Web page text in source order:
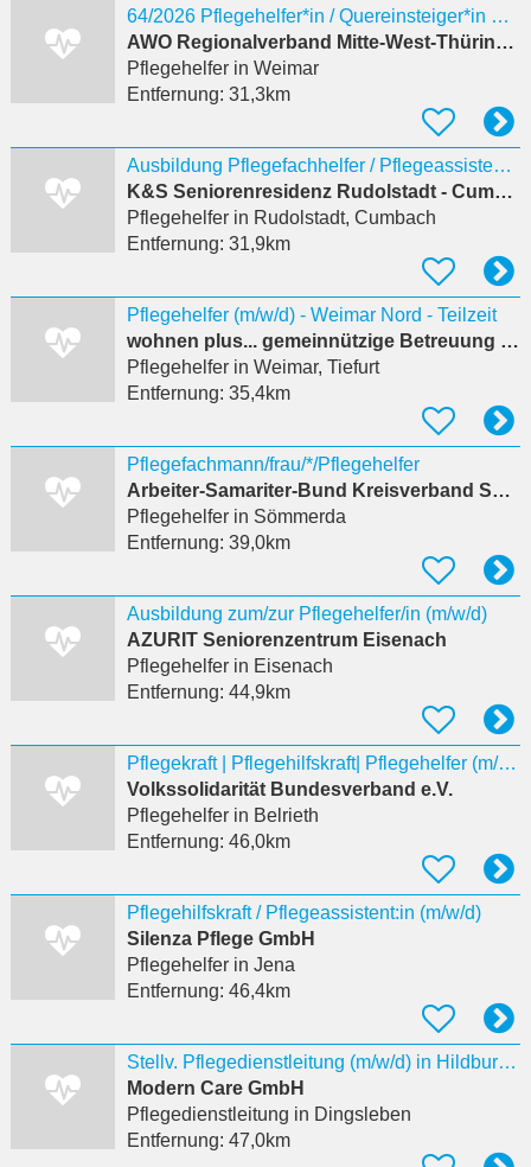
64/2026 Pflegehelfer*in / Quereinsteiger*in mit Berufserfahrung
AWO Regionalverband Mitte-West-Thüringen e.V.
Pflegehelferin Weimar
Entfernung: 31,3km
Ausbildung Pflegefachhelfer / Pflegeassistent (m/w/d) Start 2027
K&S Seniorenresidenz Rudolstadt - Cumbach
Pflegehelferin Rudolstadt, Cumbach
Entfernung: 31,9km
Pflegehelfer (m/w/d) - Weimar Nord - Teilzeit
wohnen plus... gemeinnützige Betreuung und Service GmbH
Pflegehelferin Weimar, Tiefurt
Entfernung: 35,4km
Pflegefachmann/frau/*/Pflegehelfer
Arbeiter-Samariter-Bund Kreisverband Sömmerda e.V.
Pflegehelferin Sömmerda
Entfernung: 39,0km
Ausbildung zum/zur Pflegehelfer/in (m/w/d)
AZURIT Seniorenzentrum Eisenach
Pflegehelferin Eisenach
Entfernung: 44,9km
Pflegekraft | Pflegehilfskraft| Pflegehelfer (m/w/d) für den ambulanten Pflegedienst Meiningen
Volkssolidarität Bundesverband e.V.
Pflegehelferin Belrieth
Entfernung: 46,0km
Pflegehilfskraft / Pflegeassistent:in (m/w/d)
Silenza Pflege GmbH
Pflegehelferin Jena
Entfernung: 46,4km
Stellv. Pflegedienstleitung (m/w/d) in Hildburghausen
Modern Care GmbH
Pflegedienstleitung in Dingsleben
Entfernung: 47,0km